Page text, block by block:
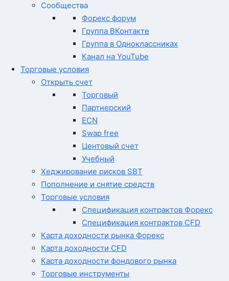
Сообщества
Форекс форум
Группа ВКонтакте
Группа в Одноклассниках
Канал на YouTube
Торговые условия
Открыть счет
Торговый
Партнерский
ECN
Swap free
Центовый счет
Учебный
Хеджирование рисков SBT
Пополнение и снятие средств
Торговые условия
Спецификация контрактов Форекс
Спецификация контрактов CFD
Карта доходности рынка Форекс
Карта доходности CFD
Карта доходности фондового рынка
Торговые инструменты